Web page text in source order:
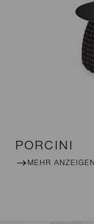
PORCINI
MEHR ANZEIGEN